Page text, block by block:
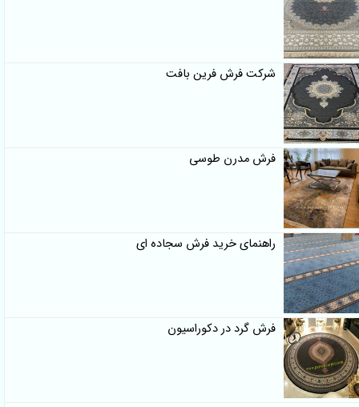
شرکت فرش فرین بافت
فرش مدرن طوسی
راهنمای خرید فرش سجاده ای
فرش گرد در دکوراسیون